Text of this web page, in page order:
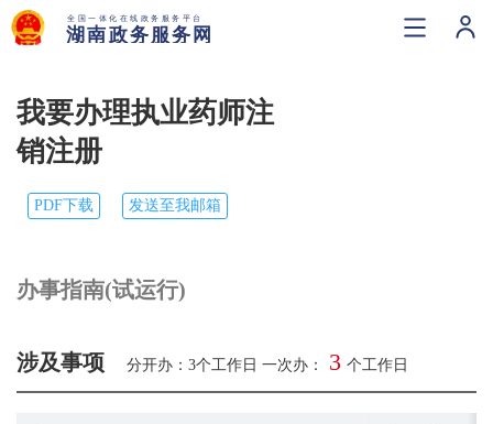
我要办理执业药师注
销注册
PDF下载 发送至我邮箱
办事指南(试运行)
涉及事项 分开办： 3个工作日 一次办： 3 个工作日